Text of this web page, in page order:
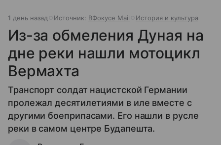
1 день назад Источник: ВФокусе Mail История и культура
Из-за обмеления Дуная на
дне реки нашли мотоцикл
Вермахта
Транспорт солдат нацистской Германии
пролежал десятилетиями в иле вместе с
другими боеприпасами. Его нашли в русле
реки в самом центре Будапешта.